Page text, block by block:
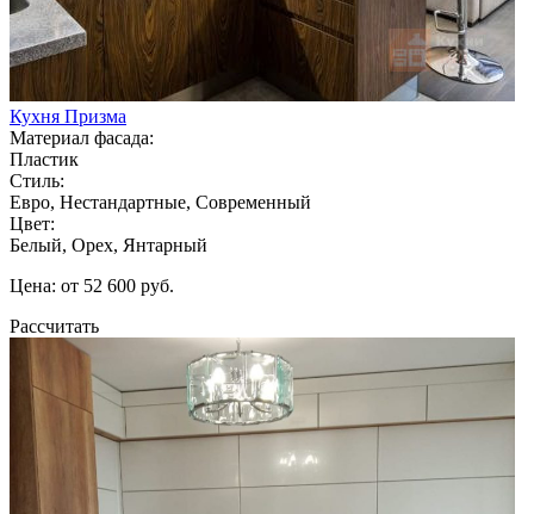
Кухня Призма
Материал фасада:
Пластик
Стиль:
Евро, Нестандартные, Современный
Цвет:
Белый, Орех, Янтарный
Цена: от 52 600 руб.
Рассчитать